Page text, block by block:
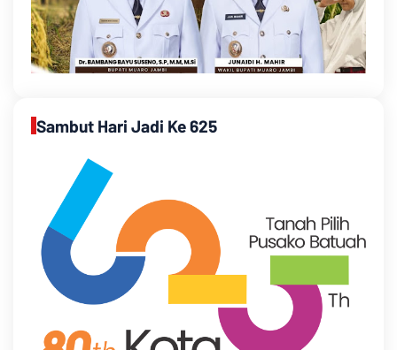
Sambut Hari Jadi Ke 625